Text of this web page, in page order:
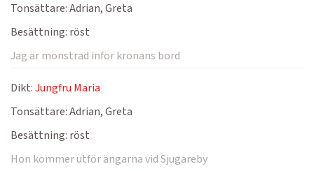
Tonsättare:Adrian, Greta
Besättning: röst
Jag är mönstrad inför kronans bord
Dikt:Jungfru Maria
Tonsättare:Adrian, Greta
Besättning: röst
Hon kommer utför ängarna vid Sjugareby